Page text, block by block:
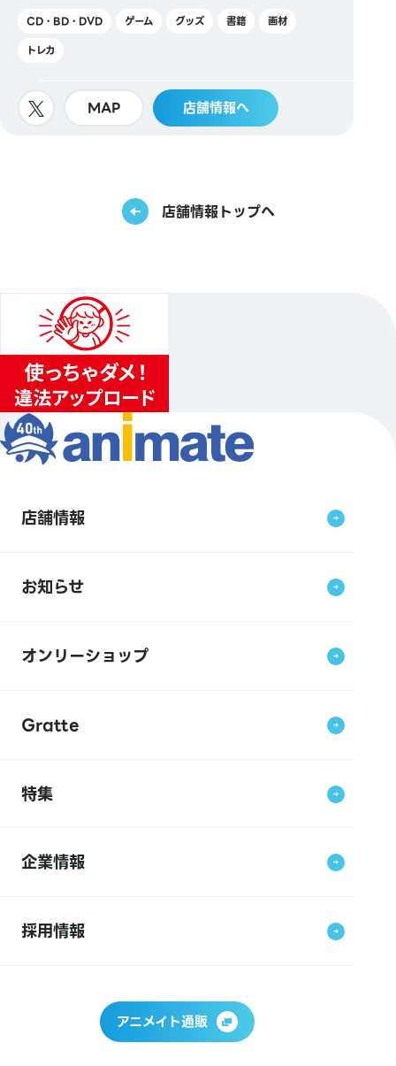
CD・BD・DVD ゲーム グッズ 書籍
画材
トレカ
MAP 店舗情報へ
店舗情報トップへ
店舗情報
お知らせ
オンリーショップ
Gratte
特集
企業情報
採用情報
アニメイト通販